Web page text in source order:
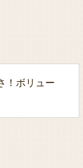
！ボリュー